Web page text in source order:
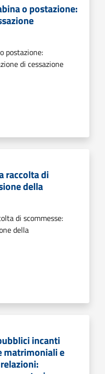
o postazione:
postazione:
di cessazione
raccolta di
della
di scommesse:
della
incanti
matrimoniali e